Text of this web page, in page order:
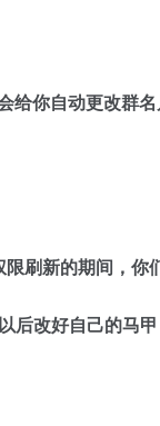
给你自动更改群
刷新的期间，你
改好自己的马